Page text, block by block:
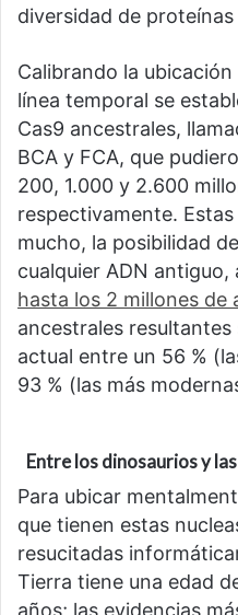
diversidad de proteínas
Calibrando la
línea temporal se
Cas9 ancestrales,
BCA y FCA, que
200, 1.000 y 2.600
respectivamente.
mucho, la posibilidad
cualquier ADN antiguo,
hasta los 2 millones de
ancestrales resultantes
actual entre un 56 %
93 % (las más
Entre los dinosaurios y
Para ubicar
que tienen estas
resucitadas
Tierra tiene una edad
años; las evidencias